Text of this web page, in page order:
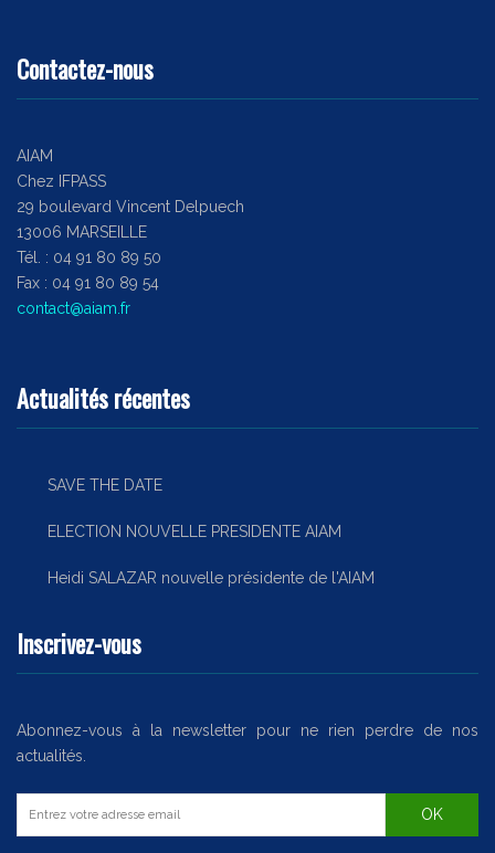
Contactez-nous
AIAM
Chez IFPASS
29 boulevard Vincent Delpuech
13006 MARSEILLE
Tél. : 04 91 80 89 50
Fax : 04 91 80 89 54
contact@aiam.fr
Actualités récentes
SAVE THE DATE
ELECTION NOUVELLE PRESIDENTE AIAM
Heidi SALAZAR nouvelle présidente de l'AIAM
Inscrivez-vous
Abonnez-vous à la newsletter pour ne rien perdre de nos
actualités.